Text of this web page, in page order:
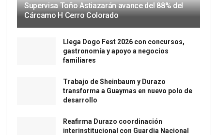
Supervisa Toño Astiazarán avance del 88% del
Cárcamo H Cerro Colorado
Llega Dogo Fest 2026 con concursos,
gastronomía y apoyo a negocios
familiares
Trabajo de Sheinbaum y Durazo
transforma a Guaymas en nuevo polo de
desarrollo
Reafirma Durazo coordinación
interinstitucional con Guardia Nacional